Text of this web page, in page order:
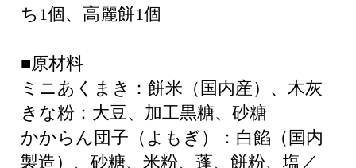
ち1個、高麗餅1個
■原材料
ミニあくまき：餅米（国内産）、木灰
きな粉：大豆、加工黒糖、砂糖
かからん団子（よもぎ）：白餡（国内
製造）、砂糖、米粉、蓬、餅粉、塩／